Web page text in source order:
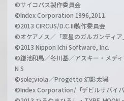
©サイコパス製作委員会
©Index Corporation 1996,2011
©2013 CIRCUS/D.C.III製作委員会
©オケアノス／「翠星のガルガンティ
©2013 Nippon Ichi Software, Inc.
©鎌池和馬／冬川基／アスキー・メディ
N S
©sole;viola／Progetto 幻影太陽
©Index Corporation/「デビルサバイ